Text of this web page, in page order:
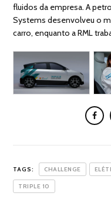
fluidos da empresa. A
Systems desenvolveu o
carro, enquanto a RML
TAGS: CHALLENGE
TRIPLE 10